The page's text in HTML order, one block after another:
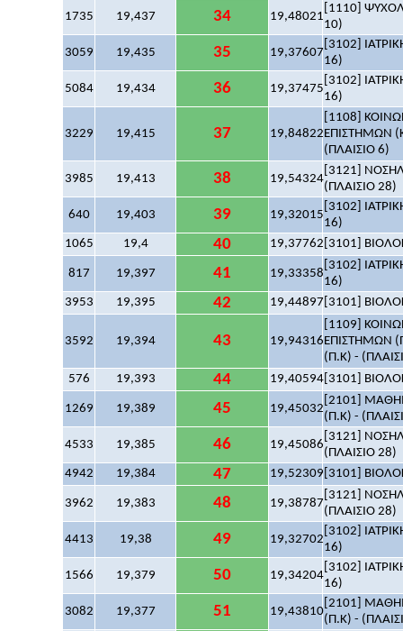
1735 19,437 34 19,48021
[1110]
10)
3059 19,435 35 19,37607
[3102]
16)
5084 19,434 36 19,37475
[3102]
16)
3229 19,415 37 19,84822
[1108]
ΕΠΙΣΤΗΜΩΝ
(ΠΛΑΙΣΙΟ 6)
3985 19,413 38 19,54324
[3121]
(ΠΛΑΙΣΙΟ 28)
640 19,403 39 19,32015
[3102]
16)
1065
19,4 40 19,37762 [3101]
817 19,397 41 19,33358
[3102]
16)
3953
19,395 42 19,44897 [3101]
3592 19,394 43 19,94316
[1109]
ΕΠΙΣΤΗΜΩΝ
(Π.Κ) -
576
19,393 44 19,40594 [3101]
1269 19,389 45 19,45032
[2101]
(Π.Κ) -
4533 19,385 46 19,45086
[3121]
(ΠΛΑΙΣΙΟ 28)
4942
19,384 47 19,52309 [3101]
3962 19,383 48 19,38787
[3121]
(ΠΛΑΙΣΙΟ 28)
4413 19,38 49 19,32702
[3102]
16)
1566 19,379 50 19,34204
[3102]
16)
3082 19,377 51 19,43810
[2101]
(Π.Κ) -